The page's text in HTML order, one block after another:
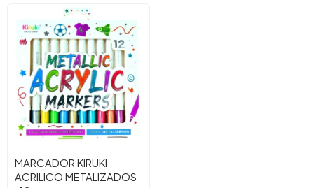
MARCADOR KIRUKI
ACRILICO METALIZADOS